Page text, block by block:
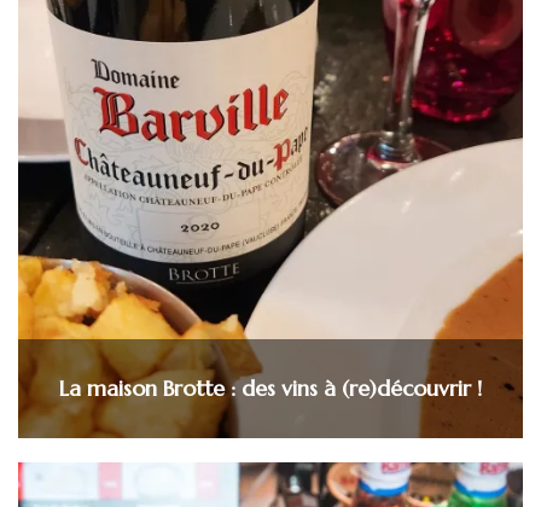
La maison Brotte : des vins à (re)découvrir !